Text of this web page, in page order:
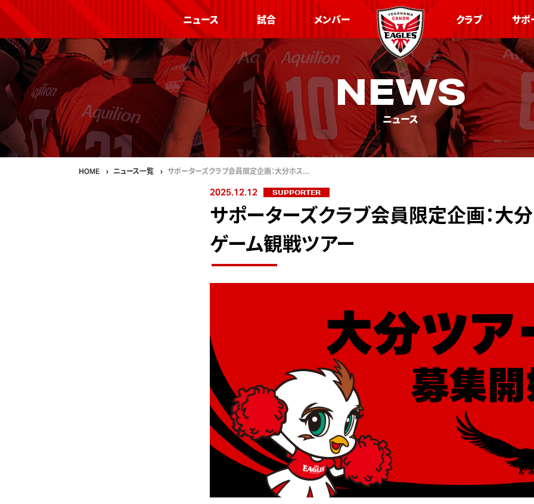
ニュース 試合 メンバー クラブ サポ
NEWS
ニュース
HOME ニュース一覧 サポーターズクラブ会員限定企画：大分ホス…
2025.12.12 SUPPORTER
サポーターズクラブ会員限定企画：大
ゲーム観戦ツアー